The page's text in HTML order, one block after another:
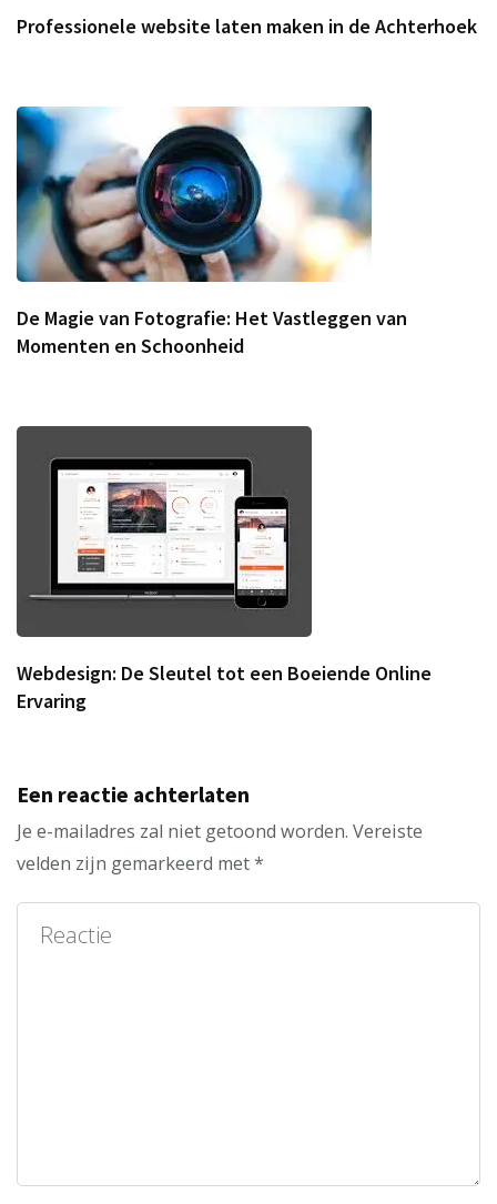
Professionele website laten maken in de Achterhoek
De Magie van Fotografie: Het Vastleggen van
Momenten en Schoonheid
Webdesign: De Sleutel tot een Boeiende Online
Ervaring
Een reactie achterlaten
Je e-mailadres zal niet getoond worden. Vereiste
velden zijn gemarkeerd met*